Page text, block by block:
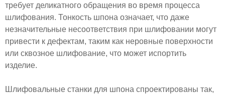
требует деликатного обращения во время процесса
шлифования. Тонкость шпона означает, что даже
незначительные несоответствия при шлифовании могут
привести к дефектам, таким как неровные поверхности
или сквозное шлифование, что может испортить
изделие.
Шлифовальные станки для шпона спроектированы так,